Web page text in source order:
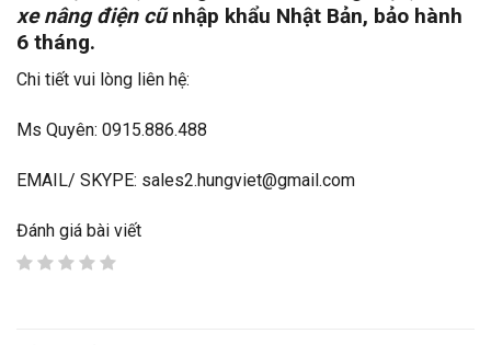
xe nâng điện cũnhập khẩu Nhật Bản, bảo hành
6 tháng.
Chi tiết vui lòng liên hệ:
Ms Quyên: 0915.886.488
EMAIL/ SKYPE: sales2.hungviet@gmail.com
Đánh giá bài viết